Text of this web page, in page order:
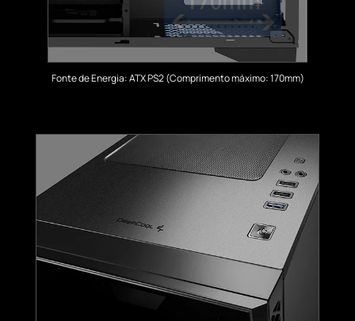
Fonte de Energia: ATX PS2 (Comprimento máximo: 170mm)